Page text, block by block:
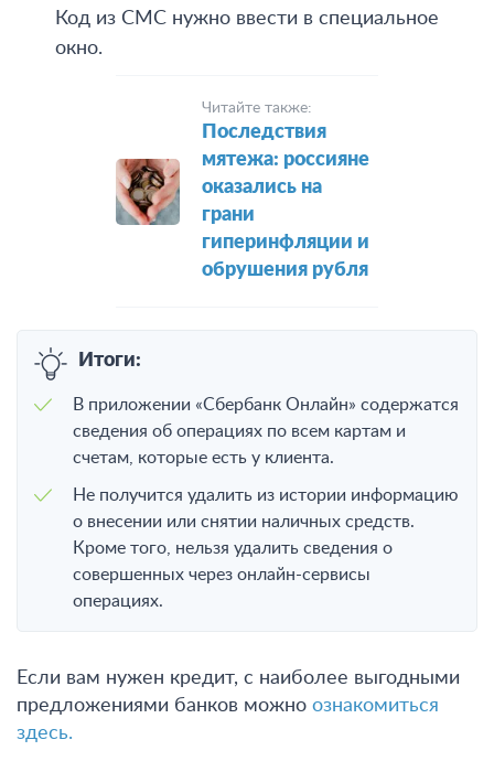
Код из СМС нужно ввести в специальное
окно.
Читайте также:
Последствия
мятежа: россияне
оказались на
грани
гиперинфляции и
обрушения рубля
Итоги:
В приложении «Сбербанк Онлайн» содержатся
сведения об операциях по всем картам и
счетам, которые есть у клиента.
Не получится удалить из истории информацию
о внесении или снятии наличных средств.
Кроме того, нельзя удалить сведения о
совершенных через онлайн-сервисы
операциях.
Если вам нужен кредит, с наиболее выгодными
предложениями банков можно ознакомиться
здесь.